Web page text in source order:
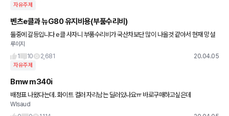
자유주제
벤츠e클과 뉴G80 유지비용(부품수리비)
둘중에 갈등입니다 e클 사자니 부품수리비가 국산차보단 많이 나올것 같아서 현재 망설
이고 있습니다 대략 5년은 탈것 같은데요 ᆢ둘중 어느것을 선택해야 할까요 e클 타는 수
준인데 부품수리비용 걱정
루이지
1
10 2,681 20.04.05
자유주제
Bmw m340i
배정표 나왔다는데. 화이트 컬러 자리남는 딜러있나요ㅠ 바로구매하고싶은데
Wlsaud